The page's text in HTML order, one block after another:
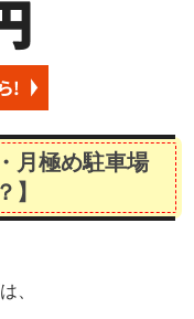
月極め駐車場
】
、